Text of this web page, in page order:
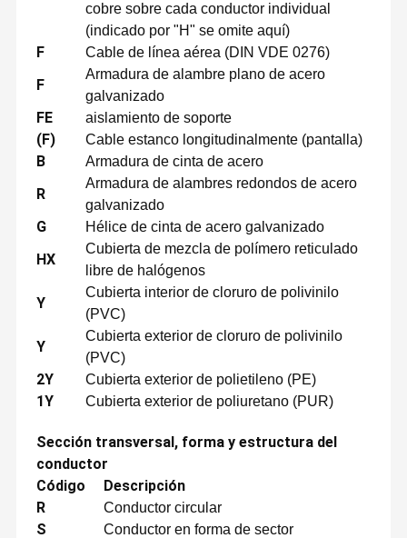
Hogar Productos
cobre sobre cada conductor individual
(indicado por "H" se omite aquí)
F Cable de línea aérea (DIN VDE 0276)
F
Armadura de alambre plano de acero
galvanizado
FE aislamiento de soporte
(F) Cable estanco longitudinalmente (pantalla)
B Armadura de cinta de acero
R
Armadura de alambres redondos de acero
galvanizado
G Hélice de cinta de acero galvanizado
HX
Cubierta de mezcla de polímero reticulado
libre de halógenos
Y
Cubierta interior de cloruro de polivinilo
(PVC)
Y
Cubierta exterior de cloruro de polivinilo
(PVC)
2Y Cubierta exterior de polietileno (PE)
1Y Cubierta exterior de poliuretano (PUR)
Sección transversal, forma y estructura del
conductor
Código
Descripción
R
Conductor circular
S Conductor en forma de sector
Fabricante profesional de cables y cables
¿Qué quieres decir?
anteriormente conocida como Henan Zhengzhou Cable Co. Ltd,
es una de las empresas de columna vertebral a mayor escala de
la industria de cables y alambres de China.El capital social de
nuestra compañía es de unos 32 millones de dólares y nuestra
sede se encuentra en el piso 49 de la Torre Sur del Greenland
CenterNuestra fábrica está ubicada en el Parque Industrial de